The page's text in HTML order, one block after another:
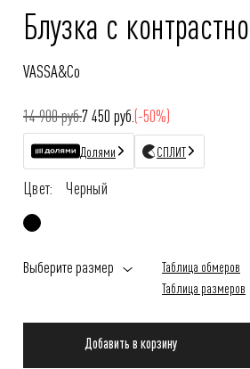
Блузка с
VASSA&Co
14 900 руб.7 450 руб.(-50%)
Долями СПЛИТ
Цвет: Черный
Выберите размер
Таблица обмеров
Таблица размеров
Добавить в корзину